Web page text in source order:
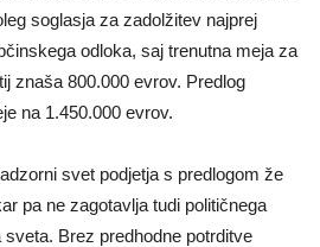
soglasja za zadolžitev najprej
odloka, saj trenutna meja za
znaša 800.000 evrov. Predlog
na 1.450.000 evrov.
svet podjetja s predlogom že
pa ne zagotavlja tudi političnega
Brez predhodne potrditve